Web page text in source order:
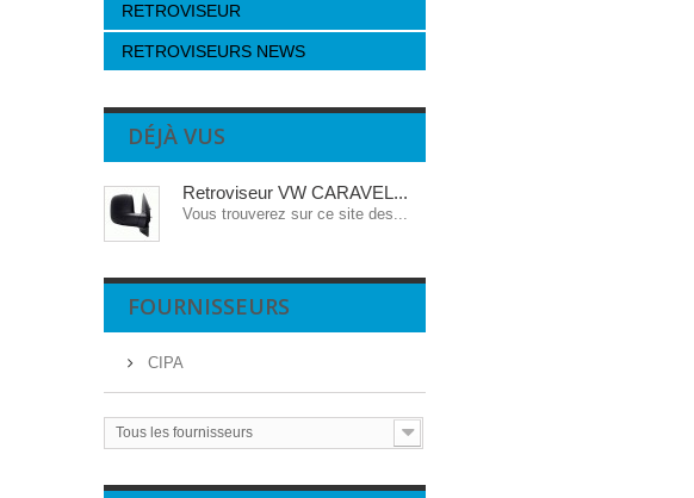
RETROVISEUR
RETROVISEURS NEWS
DÉJÀ VUS
Retroviseur VW CARAVEL...
Vous trouverez sur ce site des...
FOURNISSEURS
CIPA
Tous les fournisseurs